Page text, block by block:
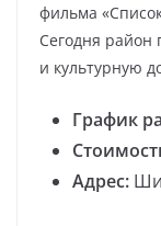
фильма
Сегодня район
и культурную
График
Адрес: